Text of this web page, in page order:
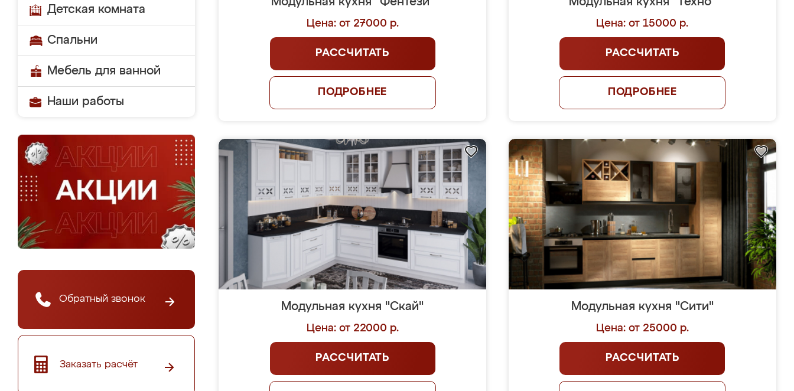
Детская комната
Спальни
Мебель для ванной
Наши работы
Обратный звонок
Заказать расчёт
Цена: от 27000 р.
РАССЧИТАТЬ
ПОДРОБНЕЕ
Цена: от 15000 р.
РАССЧИТАТЬ
ПОДРОБНЕЕ
Модульная кухня "Скай"
Цена: от 22000 р.
РАССЧИТАТЬ
Модульная кухня "Сити"
Цена: от 25000 р.
РАССЧИТАТЬ